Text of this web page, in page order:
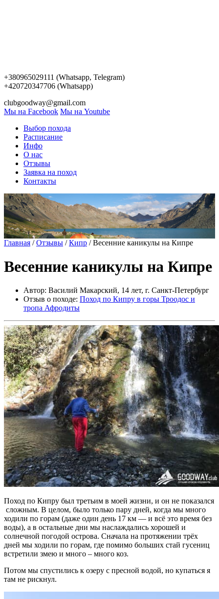
+380965029111 (Whatsapp, Telegram)
+420720347706 (Whatsapp)
clubgoodway@gmail.com
Мы на Facebook Мы на Youtube
Выбор похода
Расписание
Инфо
О нас
Отзывы
Заявка на поход
Контакты
Главная /Отзывы /Кипр /Весенние каникулы на Кипре
Весенние каникулы на Кипре
Автор: Василий Макарский, 14 лет, г. Санкт-Петербург
Отзыв о походе: Поход по Кипру в горы Троодос и
тропа Афродиты
Поход по Кипру был третьим в моей жизни, и он не показался
сложным. В целом, было только пару дней, когда мы много
ходили по горам (даже один день 17 км — и всё это время без
воды), а в остальные дни мы наслаждались хорошей и
солнечной погодой острова. Сначала на протяжении трёх
дней мы ходили по горам, где помимо больших стай гусениц
встретили змею и много – много коз.
Потом мы спустились к озеру с пресной водой, но купаться я
там не рискнул.